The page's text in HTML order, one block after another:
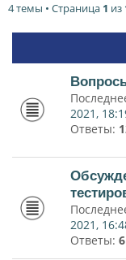
4 темы • Страница 1 из
2021,
Ответы:
2021,
Ответы: 6